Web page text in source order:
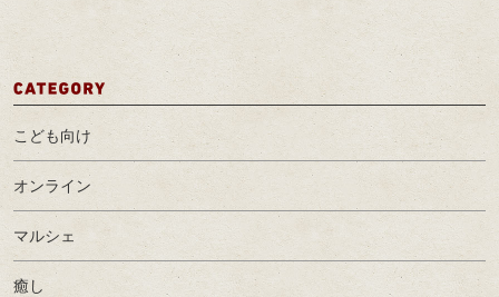
こども向け
オンライン
マルシェ
癒し